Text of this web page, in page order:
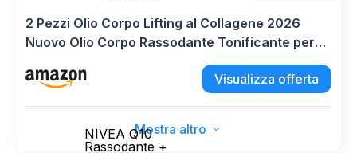
2 Pezzi Olio Corpo Lifting al Collagene 2026
Nuovo Olio Corpo Rassodante Tonificante per
Corpo Collo Décolleté Braccia Gambe
Visualizza offerta
Mostra altro
NIVEA Q10
Rassodante +